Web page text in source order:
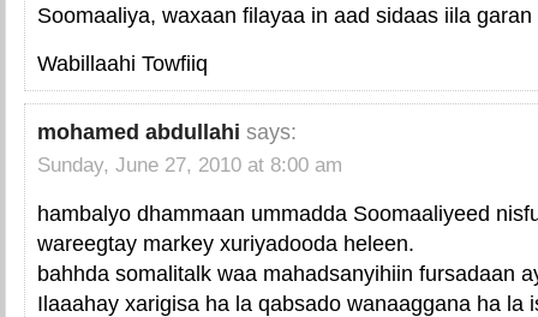
Soomaaliya, waxaan filayaa in aad sidaas iila
Wabillaahi Towfiiq
mohamed abdullahi says:
Sunday, June 27, 2010 at 8:00 am
hambalyo dhammaan ummadda Soomaaliyeed
wareegtay markey xuriyadooda heleen.
bahhda somalitalk waa mahadsanyihiin fursadaan
Ilaaahay xarigisa ha la qabsado wanaaggana ha la